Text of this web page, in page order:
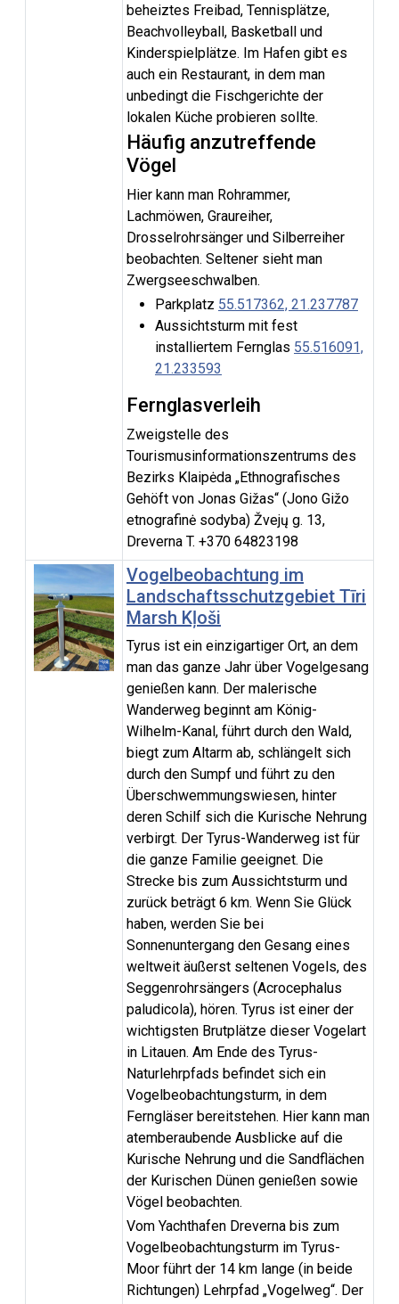
beheiztes Freibad, Tennisplätze,
Beachvolleyball, Basketball und
Kinderspielplätze. Im Hafen gibt es
auch ein Restaurant, in dem man
unbedingt die Fischgerichte der
lokalen Küche probieren sollte.
Häufig anzutreffende
Vögel
Hier kann man Rohrammer,
Lachmöwen, Graureiher,
Drosselrohrsänger und Silberreiher
beobachten. Seltener sieht man
Zwergseeschwalben.
Parkplatz 55.517362, 21.237787
Aussichtsturm mit fest
installiertem Fernglas 55.516091,
21.233593
Fernglasverleih
Zweigstelle des
Tourismusinformationszentrums des
Bezirks Klaipėda „Ethnografisches
Gehöft von Jonas Gižas“ (Jono Gižo
etnografinė sodyba) Žvejų g. 13,
Dreverna T. +370 64823198
Vogelbeobachtung im
Landschaftsschutzgebiet Tīri
Marsh Kļoši
Tyrus ist ein einzigartiger Ort, an dem
man das ganze Jahr über Vogelgesang
genießen kann. Der malerische
Wanderweg beginnt am König-
Wilhelm-Kanal, führt durch den Wald,
biegt zum Altarm ab, schlängelt sich
durch den Sumpf und führt zu den
Überschwemmungswiesen, hinter
deren Schilf sich die Kurische Nehrung
verbirgt. Der Tyrus-Wanderweg ist für
die ganze Familie geeignet. Die
Strecke bis zum Aussichtsturm und
zurück beträgt 6 km. Wenn Sie Glück
haben, werden Sie bei
Sonnenuntergang den Gesang eines
weltweit äußerst seltenen Vogels, des
Seggenrohrsängers (Acrocephalus
paludicola), hören. Tyrus ist einer der
wichtigsten Brutplätze dieser Vogelart
in Litauen. Am Ende des Tyrus-
Naturlehrpfads befindet sich ein
Vogelbeobachtungsturm, in dem
Ferngläser bereitstehen. Hier kann man
atemberaubende Ausblicke auf die
Kurische Nehrung und die Sandflächen
der Kurischen Dünen genießen sowie
Vögel beobachten.
Vom Yachthafen Dreverna bis zum
Vogelbeobachtungsturm im Tyrus-
Moor führt der 14 km lange (in beide
Richtungen) Lehrpfad „Vogelweg“. Der